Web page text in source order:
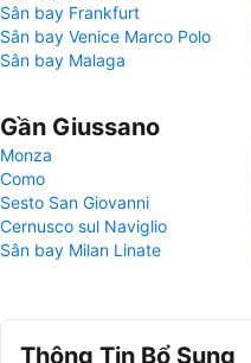
Sân bay Frankfurt
Sân bay Venice Marco Polo
Sân bay Malaga
Gần Giussano
Monza
Como
Sesto San Giovanni
Cernusco sul Naviglio
Sân bay Milan Linate
Thông Tin Bổ Sung